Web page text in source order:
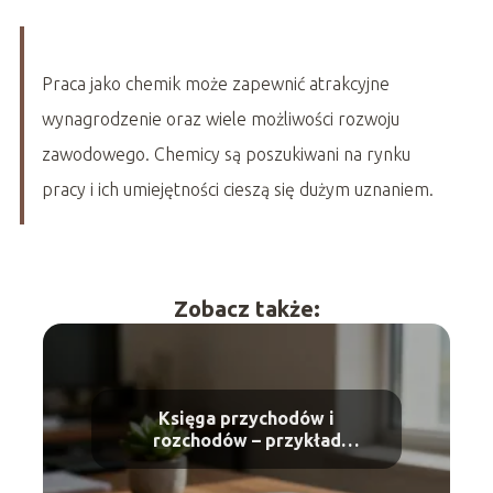
Praca jako chemik może zapewnić atrakcyjne
wynagrodzenie oraz wiele możliwości rozwoju
zawodowego. Chemicy są poszukiwani na rynku
pracy i ich umiejętności cieszą się dużym uznaniem.
Zobacz także:
Księga przychodów i
rozchodów – przykład
uzupełniania krok po kroku